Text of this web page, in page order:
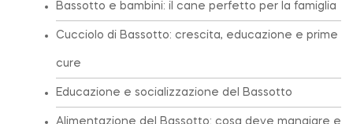
Bassotto e bambini: il cane perfetto per la famiglia
Cucciolo di Bassotto: crescita, educazione e prime
cure
Educazione e socializzazione del Bassotto